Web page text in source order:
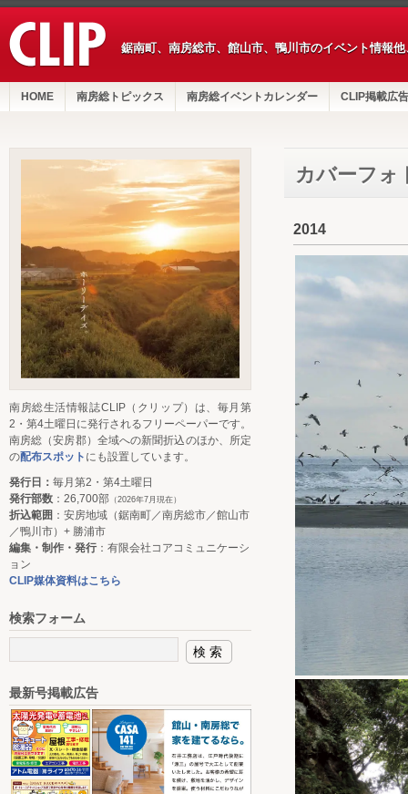
鋸南町、南房総市、館山市、鴨川市のイベント情報
HOME 南房総トピックス 南房総イベントカレンダー CLIP掲載広告
カバーフォ
2014
南房総生活情報誌CLIP（クリップ）は、毎月第
2・第4土曜日に発行されるフリーペーパーです。
南房総（安房郡）全域への新聞折込のほか、所定
の配布スポット にも設置しています。
発行日： 毎月第2・第4土曜日
発行部数 ：26,700部 （2026年7月現在）
折込範囲 ：安房地域（鋸南町／南房総市／館山市
／鴨川市）+ 勝浦市
編集・制作・発行：有限会社コアコミュニケーシ
ョン
CLIP媒体資料はこちら
検索フォーム
最新号掲載広告